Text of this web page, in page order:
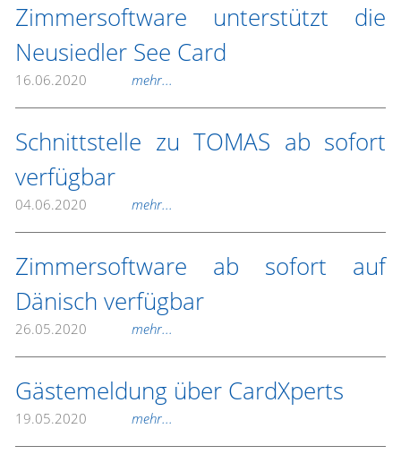
Zimmersoftware unterstützt die
Neusiedler See Card
16.06.2020 mehr...
Schnittstelle zu TOMAS ab sofort
verfügbar
04.06.2020 mehr...
Zimmersoftware ab sofort auf
Dänisch verfügbar
26.05.2020 mehr...
Gästemeldung über CardXperts
19.05.2020 mehr...